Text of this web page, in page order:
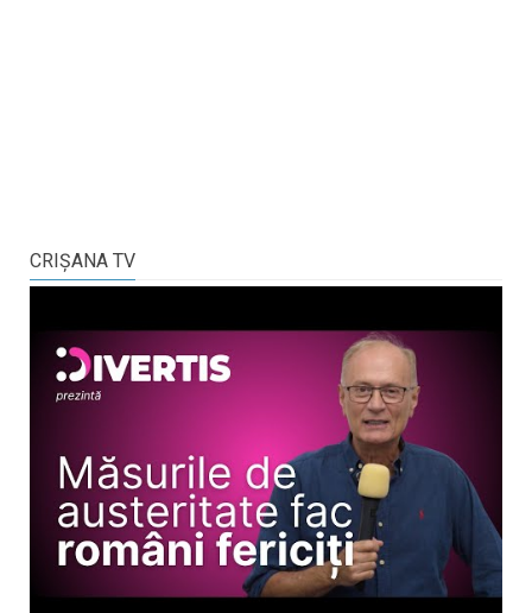
CRIŞANA TV